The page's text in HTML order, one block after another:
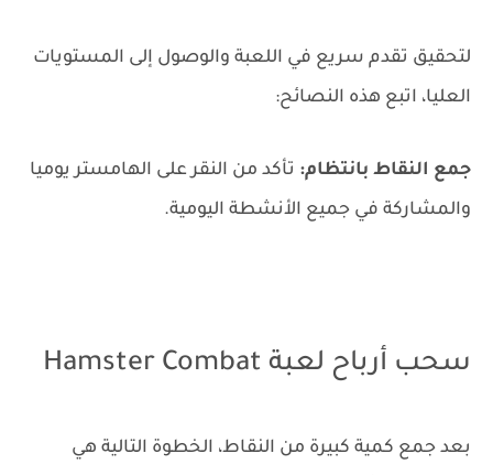
لتحقيق تقدم سريع في اللعبة والوصول إلى المستويات
العليا، اتبع هذه النصائح:
جمع النقاط بانتظام: تأكد من النقر على الهامستر يوميا
والمشاركة في جميع الأنشطة اليومية.
سحب أرباح لعبة Hamster Combat
بعد جمع كمية كبيرة من النقاط، الخطوة التالية هي